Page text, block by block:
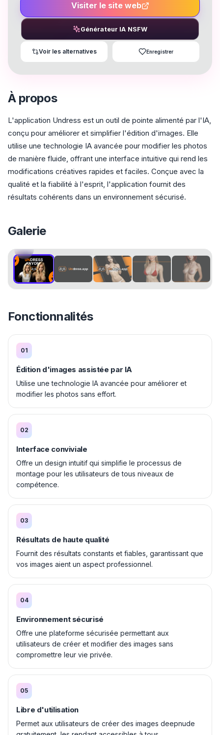
Visiter le site web
Générateur IA NSFW
Voir les alternatives Enregistrer
À propos
L'application Undress est un outil de pointe alimenté par l'IA,
conçu pour améliorer et simplifier l'édition d'images. Elle
utilise une technologie IA avancée pour modifier les photos
de manière fluide, offrant une interface intuitive qui rend les
modifications créatives rapides et faciles. Conçue avec la
qualité et la fiabilité à l'esprit, l'application fournit des
résultats cohérents dans un environnement sécurisé.
Galerie
Fonctionnalités
01
Édition d'images assistée par IA
Utilise une technologie IA avancée pour améliorer et
modifier les photos sans effort.
02
Interface conviviale
Offre un design intuitif qui simplifie le processus de
montage pour les utilisateurs de tous niveaux de
compétence.
03
Résultats de haute qualité
Fournit des résultats constants et fiables, garantissant que
vos images aient un aspect professionnel.
04
Environnement sécurisé
Offre une plateforme sécurisée permettant aux
utilisateurs de créer et modifier des images sans
compromettre leur vie privée.
05
Libre d'utilisation
Permet aux utilisateurs de créer des images deepnude